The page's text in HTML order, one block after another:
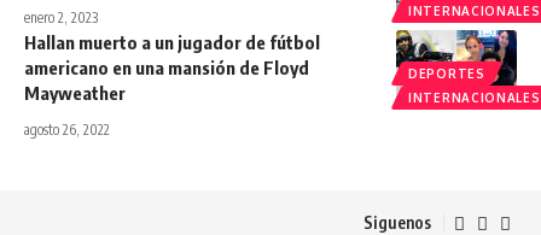
INTERNACIONALES
enero 2, 2023
DEPORTES
INTERNACIONALES
Hallan muerto a un jugador de fútbol
americano en una mansión de Floyd
Mayweather
agosto 26, 2022
Siguenos